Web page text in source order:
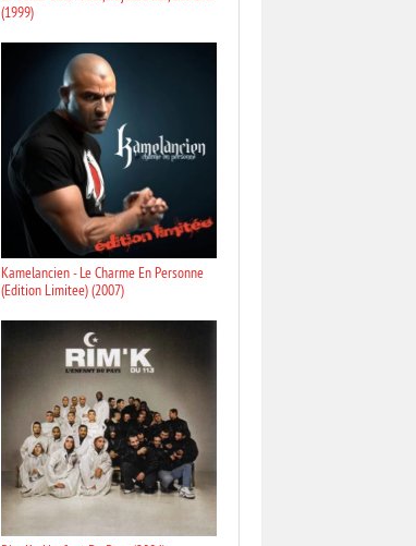
(1999)
Kamelancien - Le Charme En Personne
(Edition Limitee) (2007)